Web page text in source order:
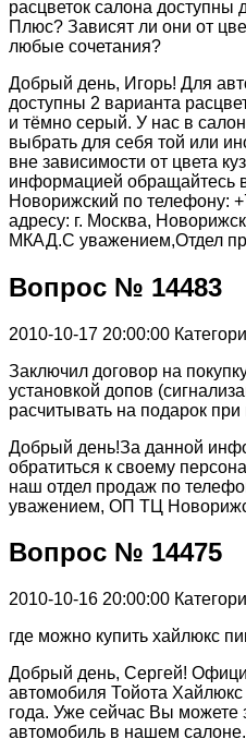
расцветок салона доступны
Плюс? Зависят ли они от
любые сочетания?
Добрый день, Игорь! Для
доступны 2 варианта
и тёмно серый. У нас в
выбрать для себя той или
вне зависимости от цвета
информацией обращайтесь
Новорижский по телефону:
адресу: г. Москва,
МКАД.С уважением,Отдел
Вопрос № 14483
2010-10-17 20:00:00
Заключил договор на
установкой допов
расчитывать на подарок
Добрый день!За данной
обратиться к своему
наш отдел продаж по
уважением, ОП ТЦ
Вопрос № 14475
2010-10-16 20:00:00
где можно купить хайлюкс
Добрый день, Сергей!
автомобиля Тойота
года. Уже сейчас Вы можете
автомобиль в нашем